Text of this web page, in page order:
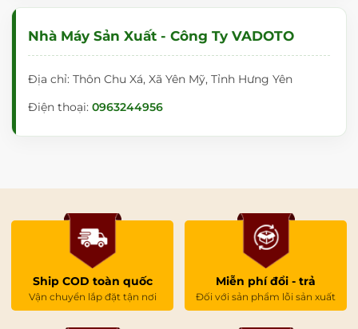
Nhà Máy Sản Xuất - Công Ty VADOTO
Địa chỉ: Thôn Chu Xá, Xã Yên Mỹ, Tỉnh Hưng Yên
Điện thoại: 0963244956
Ship COD toàn quốc
Vận chuyển lắp đặt tận nơi
Miễn phí đổi - trả
Đối với sản phẩm lỗi sản xuất